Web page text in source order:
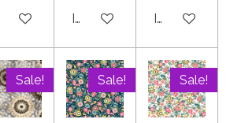
winkelwagenIn winkelwagenIn
Sale! Sale! Sale!